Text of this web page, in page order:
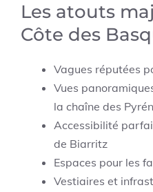
Les atouts
Côte des
Vagues réputées
Vues
la chaîne des
Accessibilité
de Biarritz
Espaces pour les
Vestiaires et